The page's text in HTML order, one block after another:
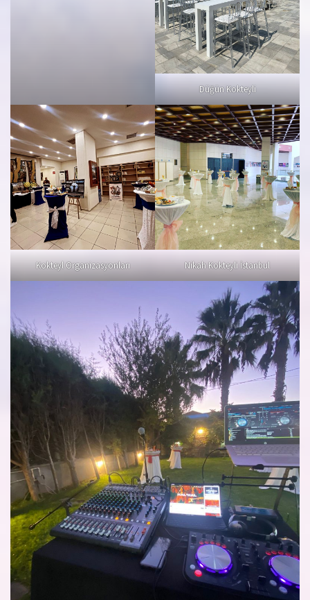
Düğün Kokteyli
Kokteyl Organizasyonları Nikah Kokteyli İstanbul